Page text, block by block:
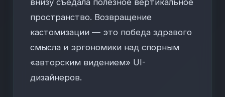
внизу съедала полезное вертикальное
пространство. Возвращение
кастомизации — это победа здравого
смысла и эргономики над спорным
«авторским видением» UI-
дизайнеров.